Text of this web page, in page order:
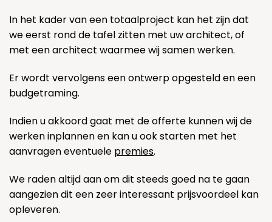
In het kader van een totaalproject kan het zijn dat
we eerst rond de tafel zitten met uw architect, of
met een architect waarmee wij samen werken.
Er wordt vervolgens een ontwerp opgesteld en een
budgetraming.
Indien u akkoord gaat met de offerte kunnen wij de
werken inplannen en kan u ook starten met het
aanvragen eventuele premies.
We raden altijd aan om dit steeds goed na te gaan
aangezien dit een zeer interessant prijsvoordeel kan
opleveren.